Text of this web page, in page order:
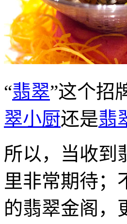
“翡翠”这个招
翠小厨还是翡
所以，当收到
里非常期待；
的翡翠金阁，